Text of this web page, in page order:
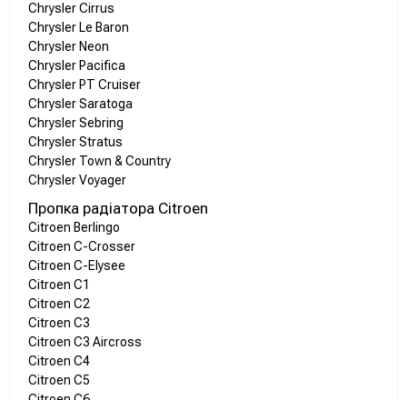
Chrysler Cirrus
Chrysler Le Baron
Chrysler Neon
Chrysler Pacifica
Chrysler PT Cruiser
Chrysler Saratoga
Chrysler Sebring
Chrysler Stratus
Chrysler Town & Country
Chrysler Voyager
Пропка радіатора Citroen
Citroen Berlingo
Citroen C-Crosser
Citroen C-Elysee
Citroen C1
Citroen C2
Citroen C3
Citroen C3 Aircross
Citroen C4
Citroen C5